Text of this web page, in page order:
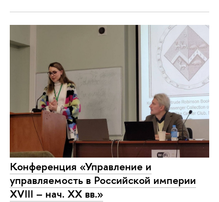
Конференция «Управление и
управляемость в Российской империи
XVIII – нач. XX вв.»